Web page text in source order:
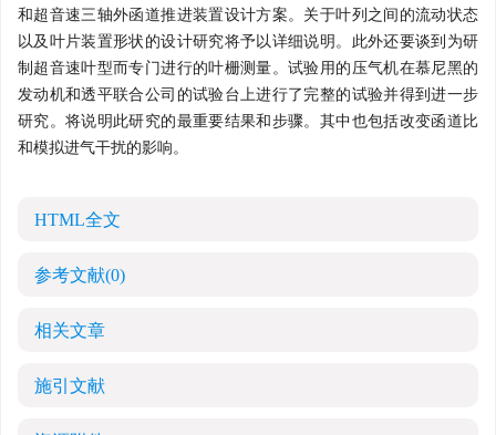
和超音速三轴外函道推进装置设计方案。关于叶列之间的流动状态
以及叶片装置形状的设计研究将予以详细说明。此外还要谈到为研
制超音速叶型而专门进行的叶栅测量。试验用的压气机在慕尼黑的
发动机和透平联合公司的试验台上进行了完整的试验并得到进一步
研究。将说明此研究的最重要结果和步骤。其中也包括改变函道比
和模拟进气干扰的影响。
HTML全文
参考文献(0)
相关文章
施引文献